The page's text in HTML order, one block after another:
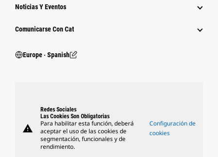
Noticias Y Eventos
Comunicarse Con Cat
Europe ‧ Spanish
warning
Redes Sociales
Las Cookies Son Obligatorias
Para habilitar esta función, deberá
aceptar el uso de las cookies de
segmentación, funcionales y de
rendimiento.
Configuración de
cookies